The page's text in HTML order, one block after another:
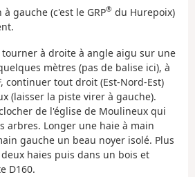
gauche (c'est le GRP® du Hurepoix)
tourner à droite à angle aigu sur une
mètres (pas de balise ici), à
continuer tout droit (Est-Nord-Est)
(laisser la piste virer à gauche).
de l'église de Moulineux qui
arbres. Longer une haie à main
gauche un beau noyer isolé. Plus
haies puis dans un bois et
D160.